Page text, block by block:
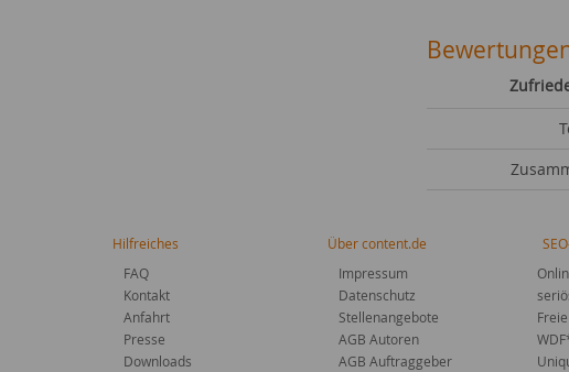
Hilfreiches
FAQ
Kontakt
Anfahrt
Presse
Downloads
Über content.de
Impressum
Datenschutz
Stellenangebote
AGB Autoren
AGB Auftraggeber